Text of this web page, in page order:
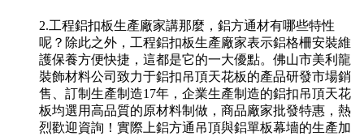
2.工程鋁扣板生產廠家講那麼，鋁方通材有哪些特性
呢？除此之外，工程鋁扣板生產廠家表示鋁格柵安裝維
護保養方便快捷，這都是它的一大優點。佛山市美利龍
裝飾材料公司致力于鋁扣吊頂天花板的產品研發市場銷
售、訂制生產制造17年，企業生產制造的鋁扣吊頂天花
板均選用高品質的原材料制做，商品廠家批發特惠，熱
烈歡迎資詢！實際上鋁方通吊頂與鋁單板幕墻的生產加